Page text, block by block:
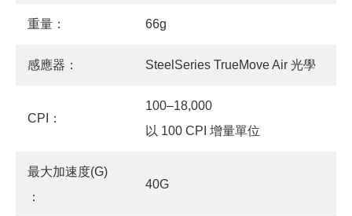
重量： 66g
感應器： SteelSeries TrueMove Air 光學
CPI：
100–18,000
以 100 CPI 增量單位
最大加速度(G)
：
40G